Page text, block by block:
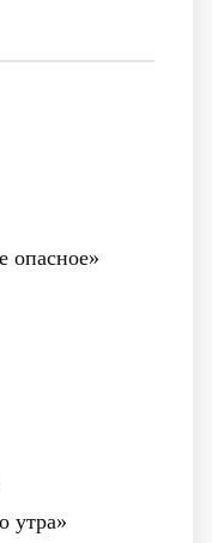
опасное»
утра»